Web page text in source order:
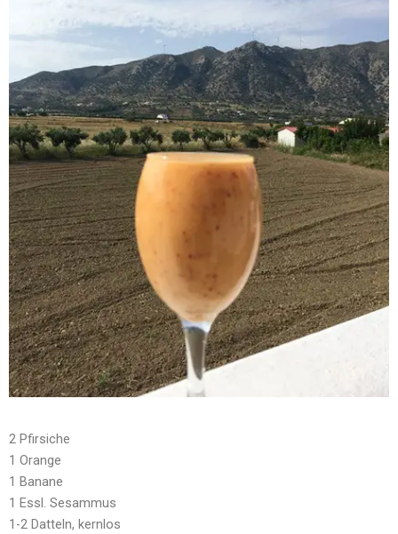
2 Pfirsiche
1 Orange
1 Banane
1 Essl. Sesammus
1-2 Datteln, kernlos